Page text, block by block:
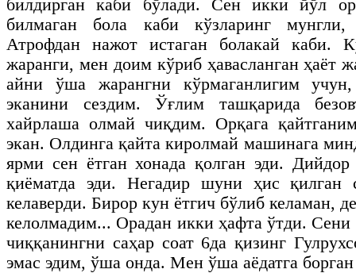
билдирган каби бўлади. Сен икки йўл
билмаган бола каби кўзларинг мунгли,
Атрофдан нажот истаган болакай каби.
жаранги, мен доим кўриб ҳавасланган ҳаёт
айни ўша жарангни кўрмаганлигим
эканини сездим. Ўғлим ташқарида
хайрлаша олмай чиқдим. Орқага
экан. Олдинга қайта киролмай машинага
ярми сен ётган хонада қолган эди.
қиёматда эди. Негадир шуни ҳис қилган
келаверди. Бирор кун ётгич бўлиб келаман,
келолмадим... Орадан икки ҳафта ўтди. Сени
чиққанингни саҳар соат 6да қизинг
эмас эдим, ўша онда. Мен ўша аёдатга